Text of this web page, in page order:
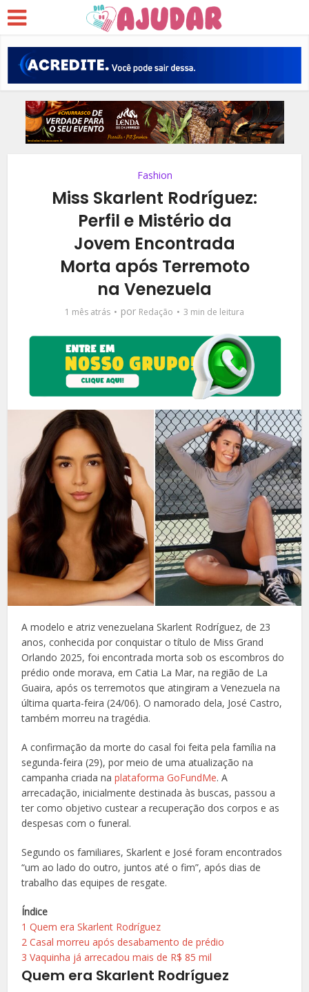
Fashion
Miss Skarlent Rodríguez:
Perfil e Mistério da
Jovem Encontrada
Morta após Terremoto
na Venezuela
1 mês atrás por Redação 3 min de leitura
A modelo e atriz venezuelana Skarlent Rodríguez, de 23
anos, conhecida por conquistar o título de Miss Grand
Orlando 2025, foi encontrada morta sob os escombros do
prédio onde morava, em Catia La Mar, na região de La
Guaira, após os terremotos que atingiram a Venezuela na
última quarta-feira (24/06). O namorado dela, José Castro,
também morreu na tragédia.
A confirmação da morte do casal foi feita pela família na
segunda-feira (29), por meio de uma atualização na
campanha criada naplataforma GoFundMe. A
arrecadação, inicialmente destinada às buscas, passou a
ter como objetivo custear a recuperação dos corpos e as
despesas com o funeral.
Segundo os familiares, Skarlent e José foram encontrados
“um ao lado do outro, juntos até o fim”, após dias de
trabalho das equipes de resgate.
Índice
1 Quem era Skarlent Rodríguez
2 Casal morreu após desabamento de prédio
3 Vaquinha já arrecadou mais de R$ 85 mil
Quem era Skarlent Rodríguez